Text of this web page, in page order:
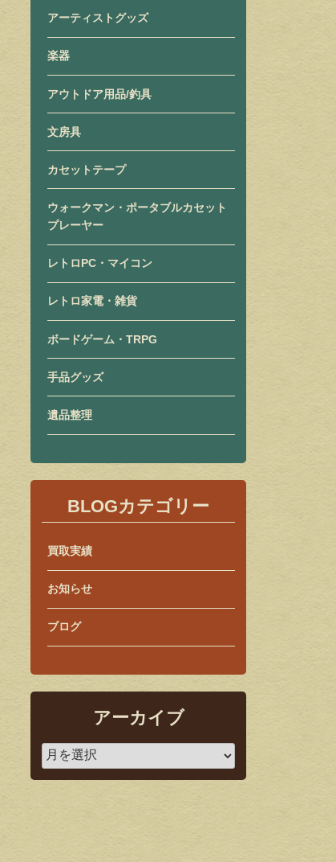
アーティストグッズ
楽器
アウトドア用品/釣具
文房具
カセットテープ
ウォークマン・ポータブルカセット
プレーヤー
レトロPC・マイコン
レトロ家電・雑貨
ボードゲーム・TRPG
手品グッズ
遺品整理
BLOGカテゴリー
買取実績
お知らせ
ブログ
アーカイブ